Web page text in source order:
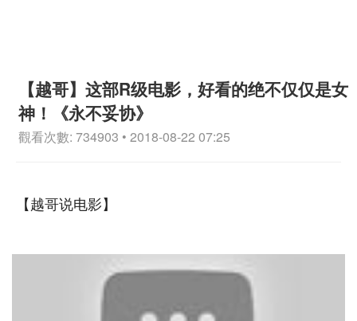
【越哥】这部R级电影，好看的绝不仅仅是女
神！《永不妥协》
觀看次數: 734903 • 2018-08-22 07:25
【越哥说电影】